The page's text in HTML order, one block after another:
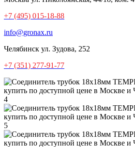
+7 (495) 015-18-88
info@gronax.ru
Челябинск ул. Зудова, 252
+7 (351) 277-91-77